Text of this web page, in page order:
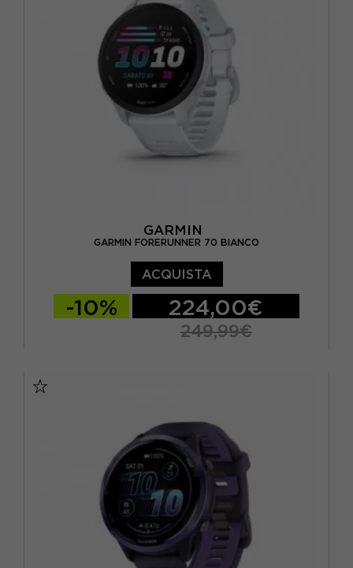
GARMIN
GARMIN FORERUNNER 70 BIANCO
ACQUISTA
-10% 224,00€
249,99€